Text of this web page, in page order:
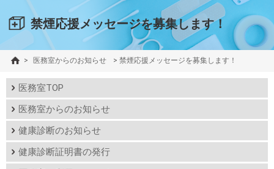
禁煙応援メッセージを募集します！
> 医務室からのお知らせ > 禁煙応援メッセージを募集します！
医務室TOP
医務室からのお知らせ
健康診断のお知らせ
健康診断証明書の発行